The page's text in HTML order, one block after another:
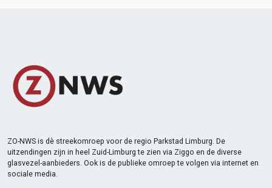
ZO-NWS is dè streekomroep voor de regio Parkstad Limburg. De
uitzendingen zijn in heel Zuid-Limburg te zien via Ziggo en de diverse
glasvezel-aanbieders. Ook is de publieke omroep te volgen via internet en
sociale media.